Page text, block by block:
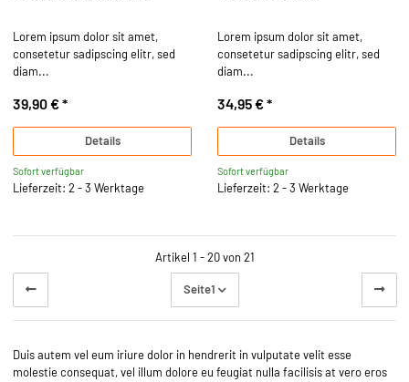
Lorem ipsum dolor sit amet,
consetetur sadipscing elitr, sed
diam...
39,90 €*
Details
Sofort verfügbar
Lieferzeit: 2 - 3 Werktage
Lorem ipsum dolor sit amet,
consetetur sadipscing elitr, sed
diam...
34,95 €*
Details
Sofort verfügbar
Lieferzeit: 2 - 3 Werktage
Artikel 1 - 20 von 21
Seite1
Duis autem vel eum iriure dolor in hendrerit in vulputate velit esse
molestie consequat, vel illum dolore eu feugiat nulla facilisis at vero eros